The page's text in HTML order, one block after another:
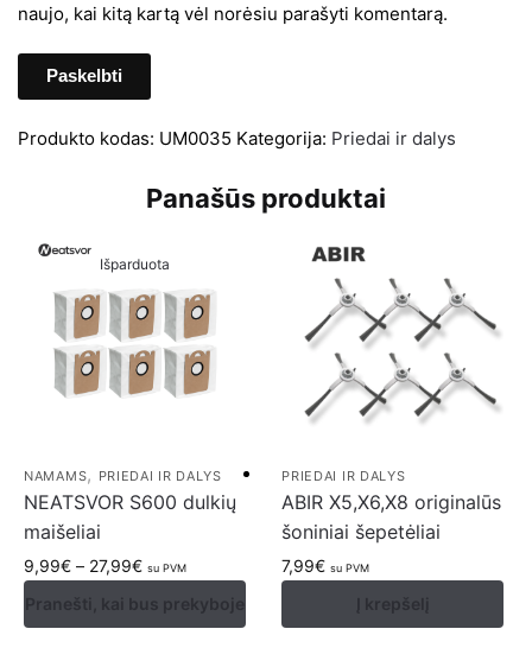
naujo, kai kitą kartą vėl norėsiu parašyti komentarą.
Produkto kodas: UM0035 Kategorija: Priedai ir dalys
Panašūs produktai
Išparduota
NAMAMS, PRIEDAI IR DALYS
NEATSVOR S600 dulkių
maišeliai
9,99€ – 27,99€ su PVM
Pranešti, kai bus prekyboje
PRIEDAI IR DALYS
ABIR X5,X6,X8 originalūs
šoniniai šepetėliai
7,99€ su PVM
Į krepšelį